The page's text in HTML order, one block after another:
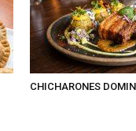
CHICHARONES